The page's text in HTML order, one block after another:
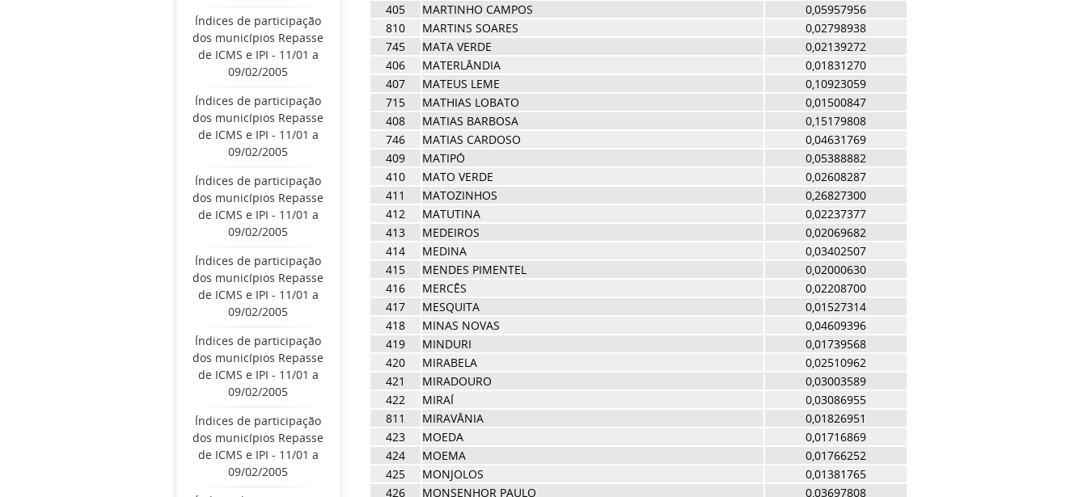
Índices de participação
dos municípios Repasse
de ICMS e IPI - 11/01 a
09/02/2005
Índices de participação
dos municípios Repasse
de ICMS e IPI - 11/01 a
09/02/2005
Índices de participação
dos municípios Repasse
de ICMS e IPI - 11/01 a
09/02/2005
Índices de participação
dos municípios Repasse
de ICMS e IPI - 11/01 a
09/02/2005
Índices de participação
dos municípios Repasse
de ICMS e IPI - 11/01 a
09/02/2005
Índices de participação
dos municípios Repasse
de ICMS e IPI - 11/01 a
09/02/2005
405
MARTINHO CAMPOS
0,05957956
810
MARTINS SOARES
0,02798938
745
MATA VERDE
0,02139272
406
MATERLÂNDIA
0,01831270
407
MATEUS LEME
0,10923059
715
MATHIAS LOBATO
0,01500847
408
MATIAS BARBOSA
0,15179808
746
MATIAS CARDOSO
0,04631769
409
MATIPÓ
0,05388882
410
MATO VERDE
0,02608287
411
MATOZINHOS
0,26827300
412
MATUTINA
0,02237377
413
MEDEIROS
0,02069682
414
MEDINA
0,03402507
415
MENDES PIMENTEL
0,02000630
416
MERCÊS
0,02208700
417
MESQUITA
0,01527314
418
MINAS NOVAS
0,04609396
419
MINDURI
0,01739568
420
MIRABELA
0,02510962
421
MIRADOURO
0,03003589
422
MIRAÍ
0,03086955
811
MIRAVÂNIA
0,01826951
423
MOEDA
0,01716869
424
MOEMA
0,01766252
425
MONJOLOS
0,01381765
426
MONSENHOR PAULO 0,03697808